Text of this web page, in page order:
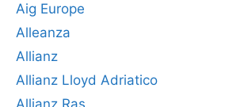
Aig Europe
Alleanza
Allianz
Allianz Lloyd Adriatico
Allianz Ras